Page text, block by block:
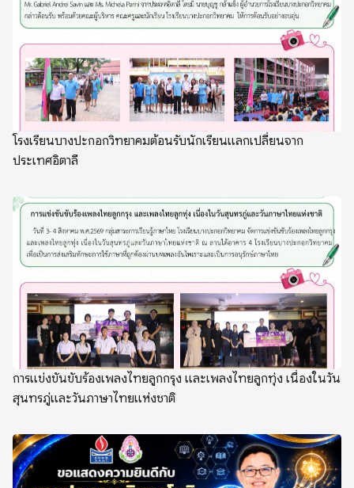
โรงเรียนบางปะกอกวิทยาคมต้อนรับนักเรียนแลกเปลี่ยนจาก
ประเทศอิตาลี
การแข่งขันขับร้องเพลงไทยลูกกรุง และเพลงไทยลูกทุ่ง เนื่องในวัน
สุนทรภู่และวันภาษาไทยแห่งชาติ